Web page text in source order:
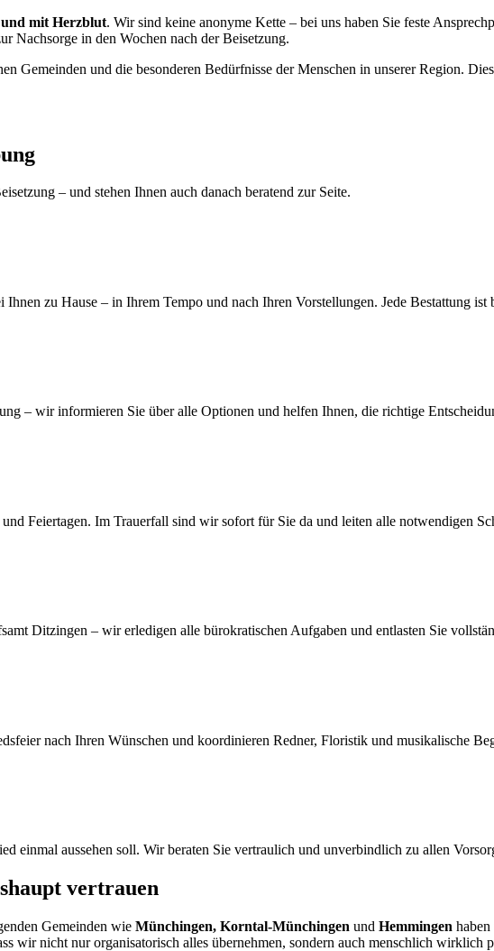
mit Herzblut. Wir sind keine anonyme Kette – bei uns haben Sie feste
Nachsorge in den Wochen nach der Beisetzung.
Gemeinden und die besonderen Bedürfnisse der Menschen in unserer Region.
– und stehen Ihnen auch danach beratend zur Seite.
zu Hause – in Ihrem Tempo und nach Ihren Vorstellungen. Jede Bestattung
– wir informieren Sie über alle Optionen und helfen Ihnen, die richtige
Feiertagen. Im Trauerfall sind wir sofort für Sie da und leiten alle notwendigen
Ditzingen – wir erledigen alle bürokratischen Aufgaben und entlasten Sie
nach Ihren Wünschen und koordinieren Redner, Floristik und musikalische
einmal aussehen soll. Wir beraten Sie vertraulich und unverbindlich zu allen
vertrauen
Gemeinden wie Münchingen, Korntal-Münchingen und Hemmingen
wir nicht nur organisatorisch alles übernehmen, sondern auch menschlich wirklich